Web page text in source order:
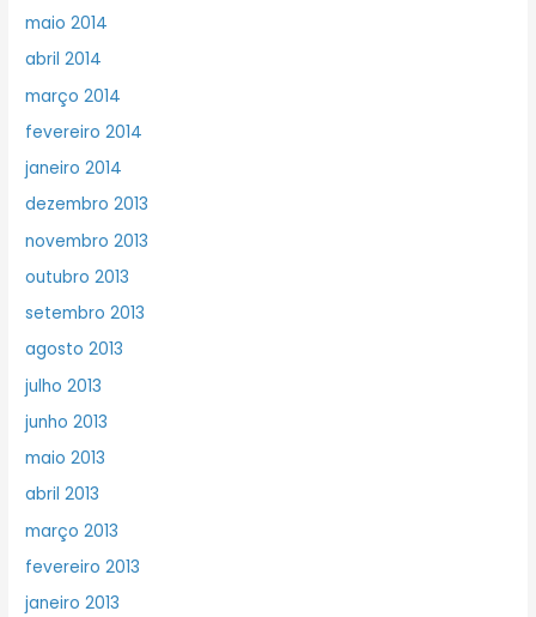
maio 2014
abril 2014
março 2014
fevereiro 2014
janeiro 2014
dezembro 2013
novembro 2013
outubro 2013
setembro 2013
agosto 2013
julho 2013
junho 2013
maio 2013
abril 2013
março 2013
fevereiro 2013
janeiro 2013